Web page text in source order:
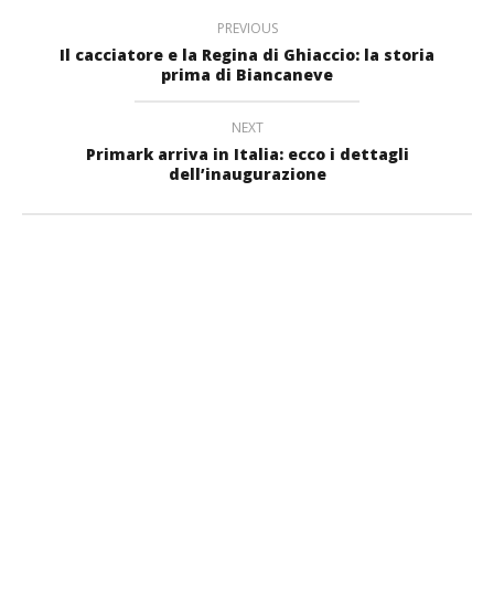
PREVIOUS
Il cacciatore e la Regina di Ghiaccio: la storia
prima di Biancaneve
NEXT
Primark arriva in Italia: ecco i dettagli
dell’inaugurazione